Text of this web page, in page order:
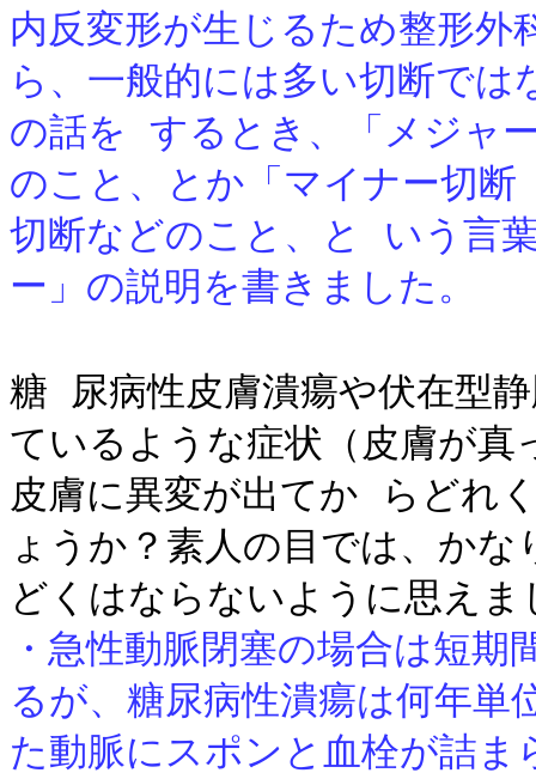
内反変形が生じるため整形
ら、一般的には多い切断で
の話を するとき、「メジャ
のこと、とか「マイナー切断
切断などのこと、と いう言
ー」の説明を書きました。
糖 尿病性皮膚潰瘍や伏在型
ているような症状（皮膚が
皮膚に異変が出てか らどれ
ょうか？素人の目では、か
どくはならないように思えま
・急性動脈閉塞の場合は短
るが、糖尿病性潰瘍は何年
た動脈にスポンと血栓が詰